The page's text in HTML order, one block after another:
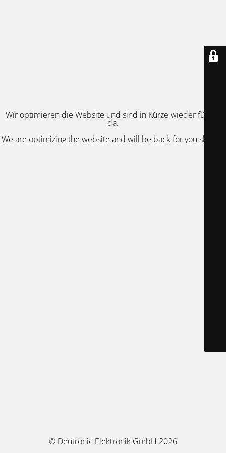
Wir optimieren die Website und sind in Kürze wieder für Sie
da.
We are optimizing the website and will be back for you shortly.
© Deutronic Elektronik GmbH 2026